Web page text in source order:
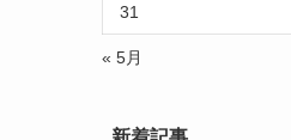
31
« 5月